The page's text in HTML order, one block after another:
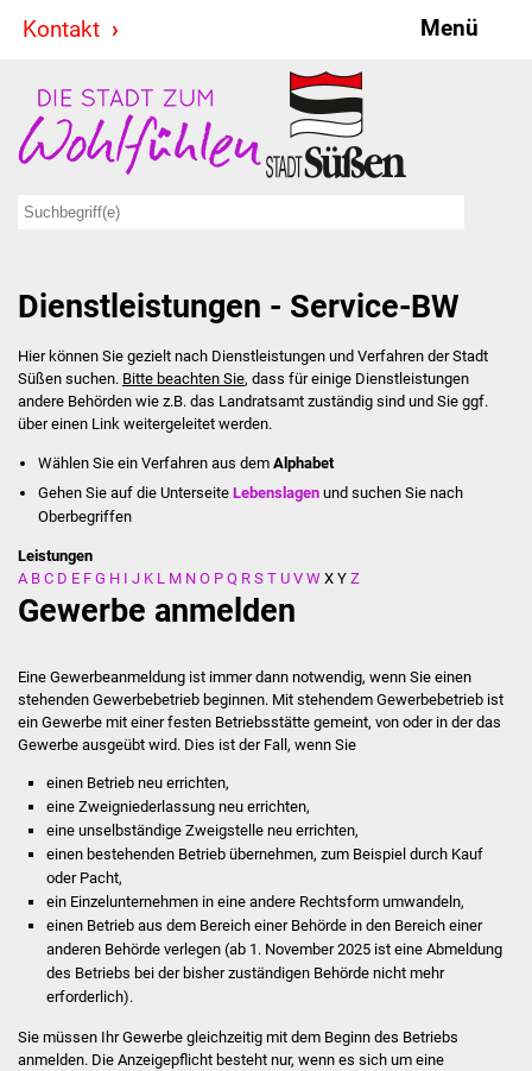
Kontakt Menü
Stadt & Politik
Bürgermeister
Ausschüsse
Ratsinformationssystem
Jugendbeirat
Summerrockfestival
Stadtverwaltung
Behördenwegweiser
Stellenangebote
Kontakt
Veröffentlichungen
Ortsrecht
FNP / Bebauungspläne
Wahlen
Dienstleistungen - Service-BW
Hier können Sie gezielt nach Dienstleistungen und Verfahren der Stadt
Süßen suchen. Bitte beachten Sie, dass für einige Dienstleistungen
andere Behörden wie z.B. das Landratsamt zuständig sind und Sie ggf.
über einen Link weitergeleitet werden.
Wählen Sie ein Verfahren aus dem Alphabet
Gehen Sie auf die UnterseiteLebenslagen und suchen Sie nach
Oberbegriffen
Leistungen
A B C D E F G H I J K L M N O P Q R S T U V W X Y Z
Gewerbe anmelden
Eine Gewerbeanmeldung ist immer dann notwendig, wenn Sie einen
stehenden Gewerbebetrieb beginnen. Mit stehendem Gewerbebetrieb ist
ein Gewerbe mit einer festen Betriebsstätte gemeint, von oder in der das
Gewerbe ausgeübt wird. Dies ist der Fall, wenn Sie
einen Betrieb neu errichten,
eine Zweigniederlassung neu errichten,
eine unselbständige Zweigstelle neu errichten,
einen bestehenden Betrieb übernehmen, zum Beispiel durch Kauf
oder Pacht,
ein Einzelunternehmen in eine andere Rechtsform umwandeln,
einen Betrieb aus dem Bereich einer Behörde in den Bereich einer
anderen Behörde verlegen (ab 1. November 2025 ist eine Abmeldung
des Betriebs bei der bisher zuständigen Behörde nicht mehr
erforderlich).
Sie müssen Ihr Gewerbe gleichzeitig mit dem Beginn des Betriebs
anmelden. Die Anzeigepflicht besteht nur, wenn es sich um eine